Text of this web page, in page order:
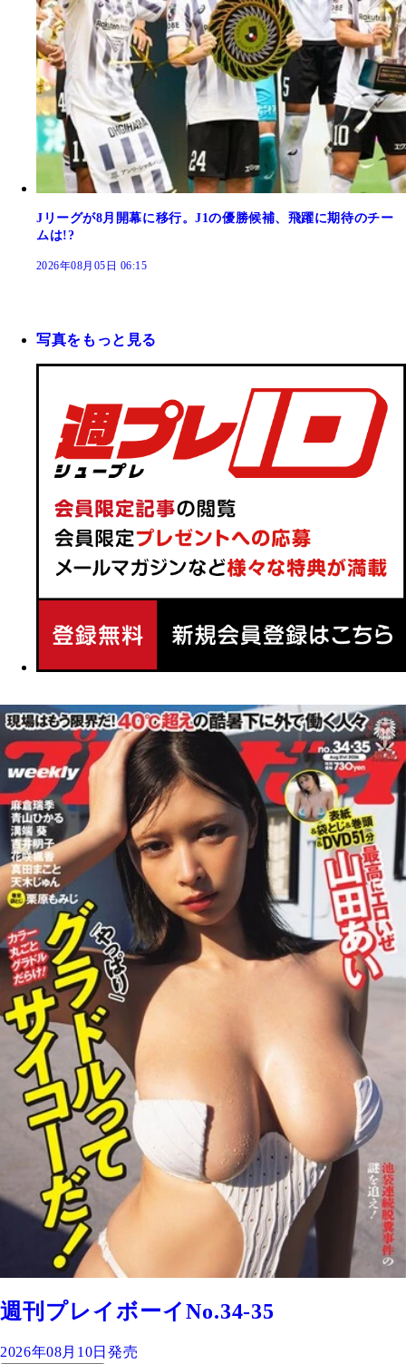
Jリーグが8月開幕に移行。J1の優勝候補、飛躍に期待のチー
ムは!?
2026年08月05日 06:15
写真をもっと見る
週刊プレイボーイNo.34-35
2026年08月10日発売